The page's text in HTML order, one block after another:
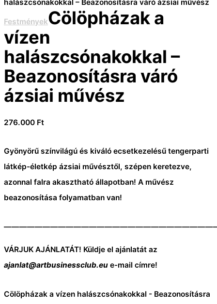
halászcsónakokkal – Beazonosításra váró ázsiai művész
FestményekCölöpházak a
vízen
halászcsónakokkal –
Beazonosításra váró
ázsiai művész
276.000 Ft
Gyönyörű színvilágú és kiváló ecsetkezelésű tengerparti
látkép-életkép ázsiai művésztől, szépen keretezve,
azonnal falra akasztható állapotban! A művész
beazonosítása folyamatban van!
VÁRJUK AJÁNLATÁT! Küldje el ajánlatát az
ajanlat@artbusinessclub.eu e-mail címre!
Cölöpházak a vízen halászcsónakokkal - Beazonosításra